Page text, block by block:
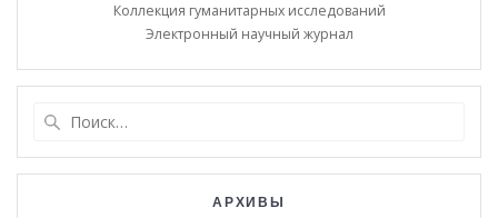
Коллекция гуманитарных исследований
Электронный научный журнал
АРХИВЫ